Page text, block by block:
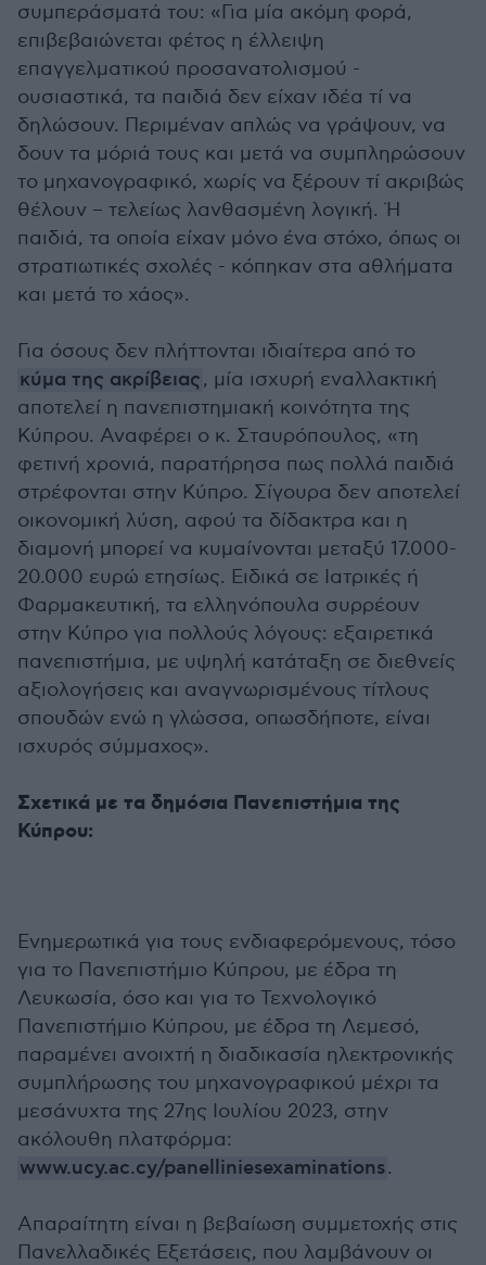
συμπεράσματά του: «Για μία ακόμη φορά,
επιβεβαιώνεται φέτος η έλλειψη
επαγγελματικού προσανατολισμού -
ουσιαστικά, τα παιδιά δεν είχαν ιδέα τί να
δηλώσουν. Περιμέναν απλώς να γράψουν, να
δουν τα μόριά τους και μετά να συμπληρώσουν
το μηχανογραφικό, χωρίς να ξέρουν τί ακριβώς
θέλουν – τελείως λανθασμένη λογική. Ή
παιδιά, τα οποία είχαν μόνο ένα στόχο, όπως οι
στρατιωτικές σχολές - κόπηκαν στα αθλήματα
και μετά το χάος».
Για όσους δεν πλήττονται ιδιαίτερα από το
κύμα της ακρίβειας, μία ισχυρή εναλλακτική
αποτελεί η πανεπιστημιακή κοινότητα της
Κύπρου. Αναφέρει ο κ. Σταυρόπουλος, «τη
φετινή χρονιά, παρατήρησα πως πολλά παιδιά
στρέφονται στην Κύπρο. Σίγουρα δεν αποτελεί
οικονομική λύση, αφού τα δίδακτρα και η
διαμονή μπορεί να κυμαίνονται μεταξύ 17.000-
20.000 ευρώ ετησίως. Ειδικά σε Ιατρικές ή
Φαρμακευτική, τα ελληνόπουλα συρρέουν
στην Κύπρο για πολλούς λόγους: εξαιρετικά
πανεπιστήμια, με υψηλή κατάταξη σε διεθνείς
αξιολογήσεις και αναγνωρισμένους τίτλους
σπουδών ενώ η γλώσσα, οπωσδήποτε, είναι
ισχυρός σύμμαχος».
Σχετικά με τα δημόσια Πανεπιστήμια της
Κύπρου:
Ενημερωτικά για τους ενδιαφερόμενους, τόσο
για το Πανεπιστήμιο Κύπρου, με έδρα τη
Λευκωσία, όσο και για το Τεχνολογικό
Πανεπιστήμιο Κύπρου, με έδρα τη Λεμεσό,
παραμένει ανοιχτή η διαδικασία ηλεκτρονικής
συμπλήρωσης του μηχανογραφικού μέχρι τα
μεσάνυχτα της 27ης Ιουλίου 2023, στην
ακόλουθη πλατφόρμα:
www.ucy.ac.cy/panelliniesexaminations.
Απαραίτητη είναι η βεβαίωση συμμετοχής στις
Πανελλαδικές Εξετάσεις, που λαμβάνουν οι